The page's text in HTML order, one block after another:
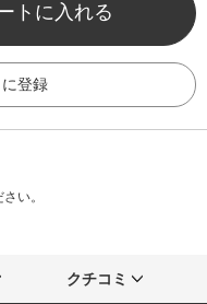
トに入れる
登録
い。
クチコミ